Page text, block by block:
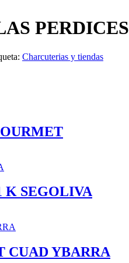
PERDICES
Charcuterias y tiendas
K SEGOLIVA
CUAD YBARRA